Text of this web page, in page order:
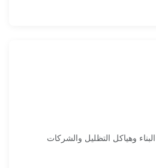
وهياكل التظليل والشركات